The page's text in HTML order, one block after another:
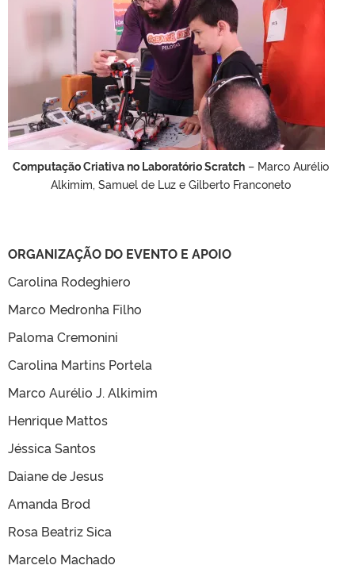
Computação Criativa no Laboratório Scratch– Marco Aurélio
Alkimim, Samuel de Luz e Gilberto Franconeto
ORGANIZAÇÃO DO EVENTO E APOIO
Carolina Rodeghiero
Marco Medronha Filho
Paloma Cremonini
Carolina Martins Portela
Marco Aurélio J. Alkimim
Henrique Mattos
Jéssica Santos
Daiane de Jesus
Amanda Brod
Rosa Beatriz Sica
Marcelo Machado